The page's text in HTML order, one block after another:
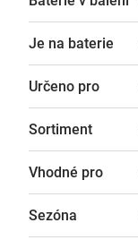
Je na baterie
Určeno pro
Sortiment
Vhodné pro
Sezóna